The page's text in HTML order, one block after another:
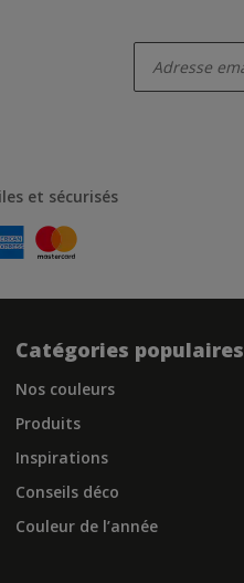
et sécurisés
Catégories populaires
Nos couleurs
Produits
Inspirations
Conseils déco
Couleur de l’année